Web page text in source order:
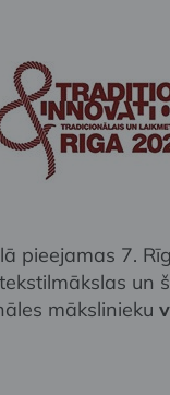
pieejamas 7.
un
mākslinieku